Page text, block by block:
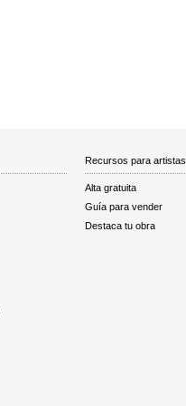
Recursos para artistas
Alta gratuita
Guía para vender
Destaca tu obra